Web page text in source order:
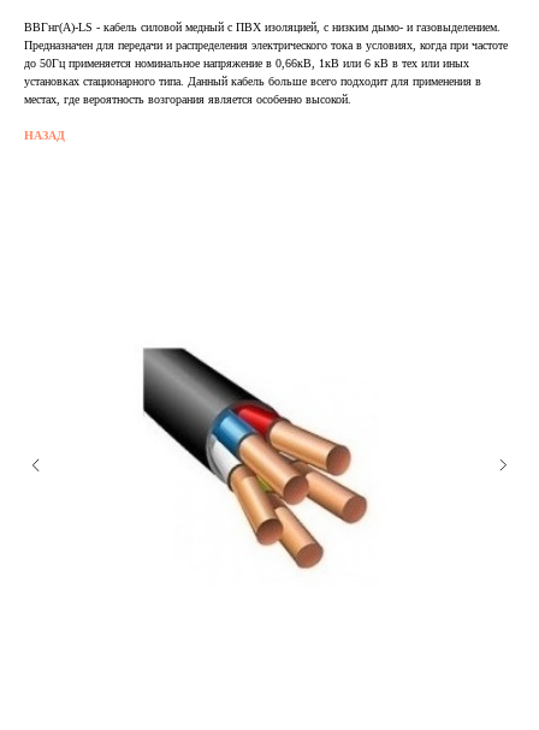
ВВГнг(А)-LS - кабель силовой медный с ПВХ изоляцией, с низким дымо- и газовыделением.
Предназначен для передачи и распределения электрического тока в условиях, когда при частоте
до 50Гц применяется номинальное напряжение в 0,66кВ, 1кВ или 6 кВ в тех или иных
установках стационарного типа. Данный кабель больше всего подходит для применения в
местах, где вероятность возгорания является особенно высокой.
НАЗАД